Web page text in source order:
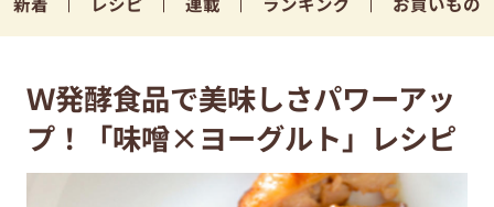
Ｗ発酵食品で美味しさパワーアッ
プ！「味噌×ヨーグルト」レシピ